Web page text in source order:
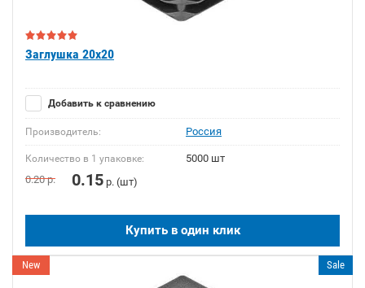
Заглушка 20x20
Добавить к сравнению
Производитель: Россия
Количество в 1 упаковке:
5000 шт
0.20р. 0.15 р. (шт)
Купить в один клик
New Sale